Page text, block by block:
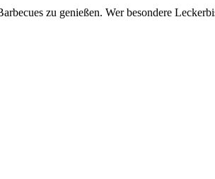
zu genießen. Wer besondere